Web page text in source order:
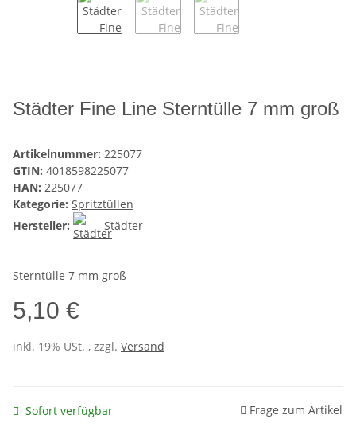
Städter Fine Line Sterntülle 7 mm groß
Artikelnummer: 225077
GTIN: 4018598225077
HAN: 225077
Kategorie: Spritztüllen
Hersteller:
Städter
Sterntülle 7 mm groß
5,10 €
inkl. 19% USt. , zzgl. Versand
Sofort verfügbar Frage zum Artikel